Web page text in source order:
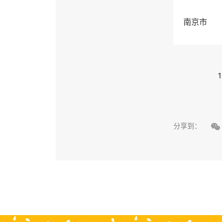
南京市
1
分享到： 